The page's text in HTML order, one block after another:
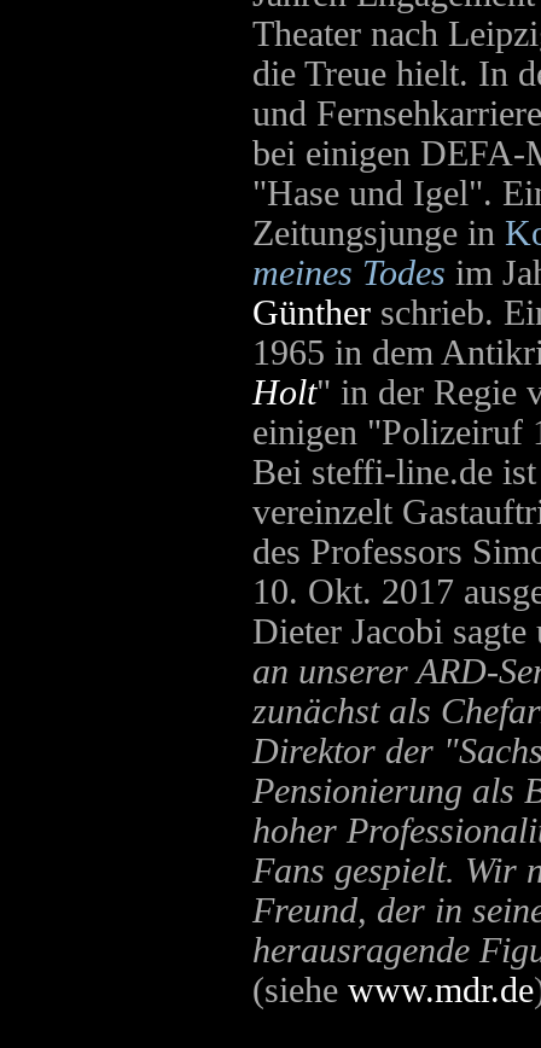
Theater nach
die Treue hielt. In
und
bei einigen DEFA-
"Hase und Igel".
Zeitungsjunge in
meines Todes im
Günther schrieb.
1965 in dem
Holt" in der Regie
einigen "Polizeiruf
Bei steffi-line.de
vereinzelt
des Professors
10. Okt. 2017
Dieter Jacobi
an unserer ARD-
zunächst als
Direktor der
Pensionierung als
hoher
Fans gespielt. Wir
Freund, der in
herausragende
(siehe www.mdr.de